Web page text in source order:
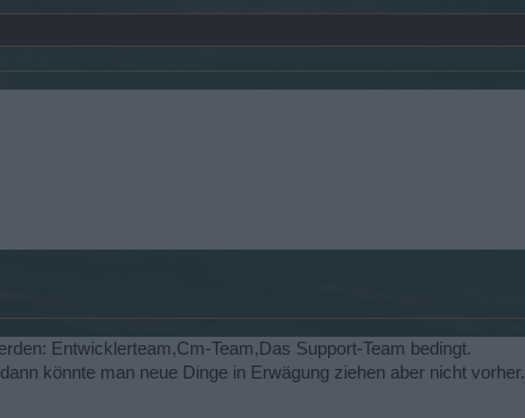
Entwicklerteam,Cm-Team,Das Support-Team bedingt.
könnte man neue Dinge in Erwägung ziehen aber nicht vorher.